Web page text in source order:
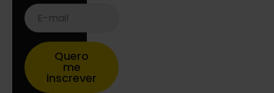
E-
mail
*
Quero
me
inscrever